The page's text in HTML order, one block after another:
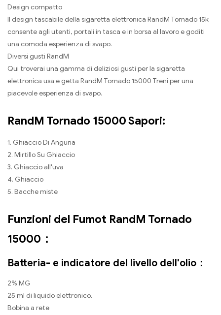
Design compatto
Il design tascabile della sigaretta elettronica RandM Tornado 15k
consente agli utenti, portali in tasca e in borsa al lavoro e goditi
una comoda esperienza di svapo.
Diversi gusti RandM
Qui troverai una gamma di deliziosi gusti per la sigaretta
elettronica usa e getta RandM Tornado 15000 Treni per una
piacevole esperienza di svapo.
RandM Tornado 15000 Sapori:
1. Ghiaccio Di Anguria
2. Mirtillo Su Ghiaccio
3. Ghiaccio all'uva
4. Ghiaccio
5. Bacche miste
Funzioni del Fumot RandM Tornado
15000：
Batteria- e indicatore del livello dell'olio：
2% MG
25 ml di liquido elettronico.
Bobina a rete